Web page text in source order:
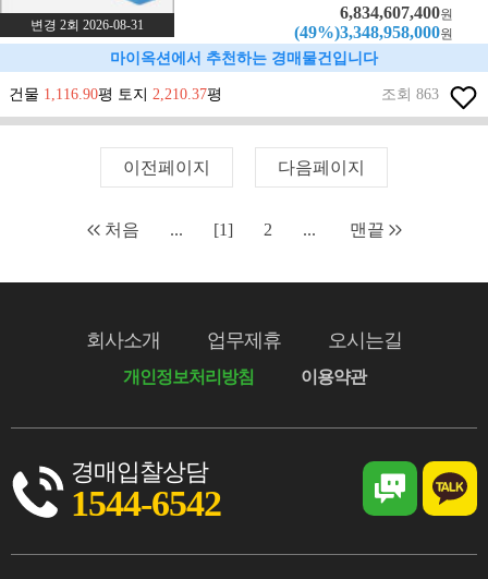
변경 2회 2026-08-31
6,834,607,400원
(49%)3,348,958,000원
마이옥션에서 추천하는 경매물건입니다
건물 1,116.90평 토지 2,210.37평 조회 863
이전페이지 다음페이지
처음 ... [1] 2 ... 맨끝
회사소개 업무제휴 오시는길
개인정보처리방침 이용약관
경매입찰상담
1544-6542